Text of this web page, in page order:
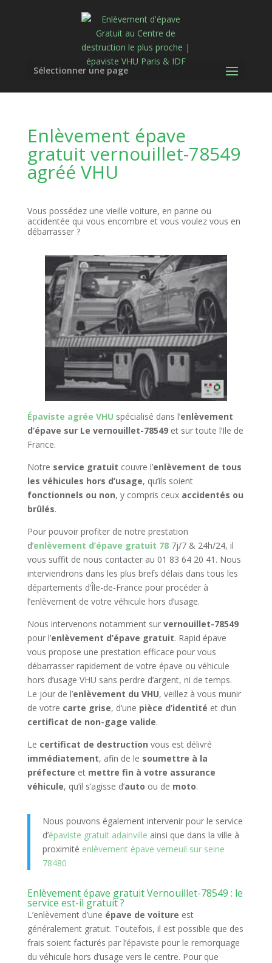
Sélectionner une page
Enlèvement épave
gratuit vernouillet-78549
agréé VHU
Vous possédez une vieille voiture, en panne ou
accidentée qui vous encombre et vous voulez vous en
débarrasser ?
Épaviste agrée VHU spécialisé dans l’enlèvement
d’épave sur Le vernouillet-78549 et sur toute l’Ile de
France.
Notre service gratuit couvre l’enlèvement de tous
les véhicules hors d’usage, qu’ils soient
fonctionnels ou non, y compris ceux accidentés ou
brûlés.
Pour pouvoir profiter de notre prestation
d’enlèvement d’épave gratuit 787j/7 & 24h/24, il
vous suffit de nous contacter au 01 83 64 20 41. Nous
interviendrons dans les plus brefs délais dans tous les
départements d’Île-de-France pour procéder à
l’enlèvement de votre véhicule hors d’usage.
Nous intervenons notamment sur vernouillet-78549
pour l’enlèvement d’épave gratuit. Rapid épave
vous propose une prestation efficace pour vous
débarrasser rapidement de votre épave ou véhicule
hors d’usage VHU sans perdre d’argent, ni de temps.
Le jour de l’enlèvement du VHU, veillez à vous munir
de votre carte grise, d’une pièce d’identité et d’un
certificat de non-gage valide.
Le certificat de destruction vous est délivré
immédiatement, afin de le soumettre à la
préfecture et mettre fin à votre assurance
véhicule, qu’il s’agisse d’auto ou de moto.
Nous pouvons également intervenir pour le service
d’épaviste gratuit adainville ainsi que dans la ville à
proximité enlèvement épave verneuil sur seine
78480
Enlèvement épave gratuit Vernouillet-78549 : le
service est-il gratuit ?
L’enlèvement d’une épave de voiture est
généralement gratuit. Toutefois, il est possible que des
frais soient facturés par l’épaviste pour le remorquage
du véhicule hors d’usage vers le centre. Pour que